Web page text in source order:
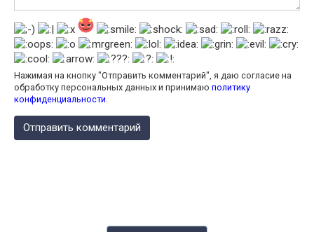
Нажимая на кнопку "Отправить комментарий", я даю согласие на
обработку персональных данных и принимаю политику
конфиденциальности.